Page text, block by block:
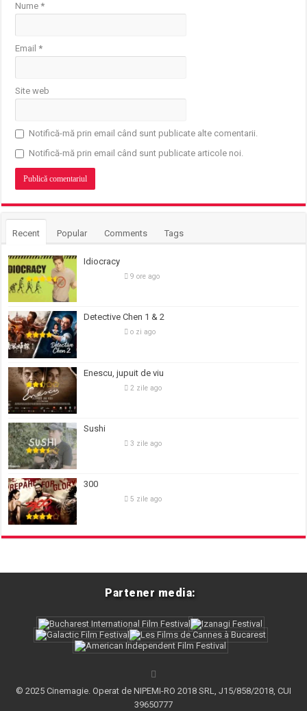
Nume*
Email*
Site web
Notifică-mă prin email când sunt publicate alte comentarii.
Notifică-mă prin email când sunt publicate articole noi.
Recent Popular Comments Tags
Idiocracy
9 ore ago
Detective Chen 1 & 2
o zi ago
Enescu, jupuit de viu
2 zile ago
Sushi
3 zile ago
300
5 zile ago
Partener media:
© 2025 Cinemagie. Operat de NIPEMI-RO 2018 SRL, J15/858/2018, CUI
39650777